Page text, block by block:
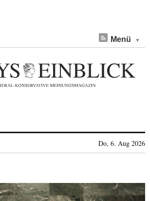
Menü
Do, 6. Aug 2026